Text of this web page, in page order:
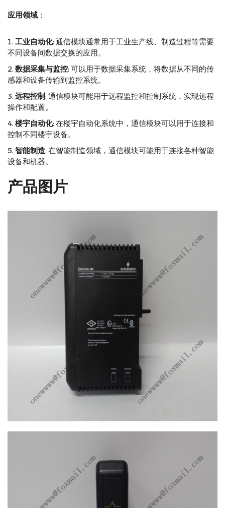
应用领域 ：
工业自动化: 通信模块通常用于工业生产线、制造过程等需要
不同设备间数据交换的应用。
数据采集与监控: 可以用于数据采集系统，将数据从不同的传
感器和设备传输到监控系统。
远程控制: 通信模块可能用于远程监控和控制系统，实现远程
操作和配置。
楼宇自动化: 在楼宇自动化系统中，通信模块可以用于连接和
控制不同楼宇设备。
智能制造: 在智能制造领域，通信模块可能用于连接各种智能
设备和机器。
产品图片